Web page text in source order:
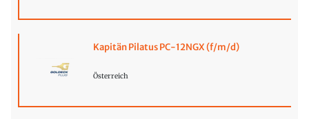
Kapitän Pilatus PC-12NGX (f/m/d)
Österreich